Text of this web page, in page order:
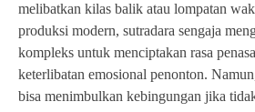
melibatkan kilas balik atau lompatan
produksi modern, sutradara sengaja
kompleks untuk menciptakan rasa
keterlibatan emosional penonton.
bisa menimbulkan kebingungan jika